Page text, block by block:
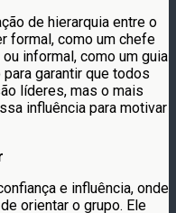
de hierarquia entre o
formal, como um chefe
informal, como um guia
garantir que todos
líderes, mas o mais
influência para motivar
e influência, onde
orientar o grupo. Ele